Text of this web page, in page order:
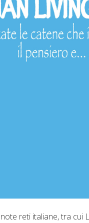
reti italiane, tra cui